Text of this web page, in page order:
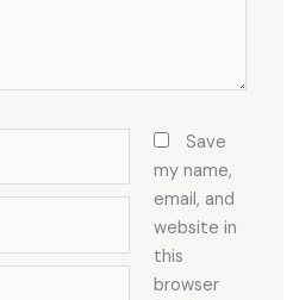
Save
my name,
email, and
website in
this
browser